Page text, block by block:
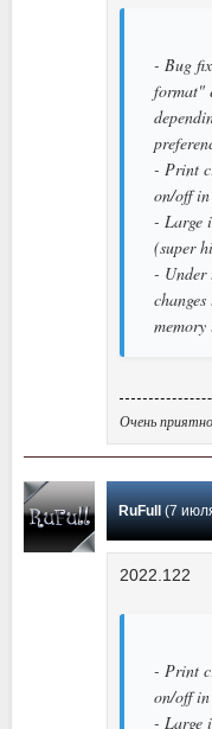
- Bug
format"
- Print
on/off
- Large
(super
- Under
memory
Очень
RuFull (7 июля
2022.122
- Print
on/off
- Large